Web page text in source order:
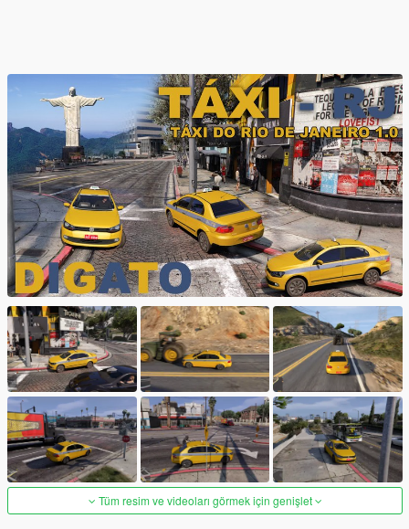
Tüm resim ve videoları görmek için genişlet